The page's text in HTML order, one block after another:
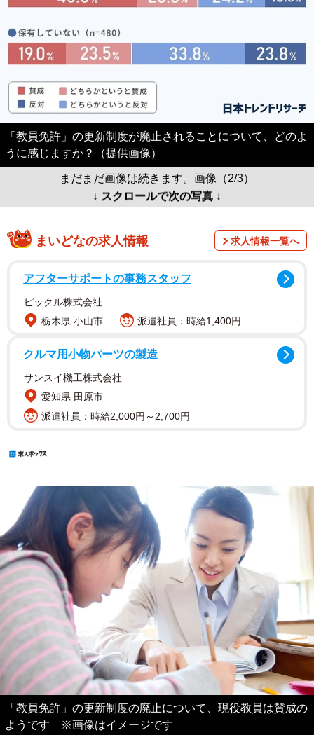
「教員免許」の更新制度が廃止されることについて、どのよ
うに感じますか？（提供画像）
まだまだ画像は続きます。画像（2/3）
↓ スクロールで次の写真 ↓
まいどなの求人情報 求人情報一覧へ
アフターサポートの事務スタッフ
ピックル株式会社
栃木県 小山市
派遣社員：時給1,400円
クルマ用小物パーツの製造
サンスイ機工株式会社
愛知県 田原市
派遣社員：時給2,000円～2,700円
「教員免許」の更新制度の廃止について、現役教員は賛成の
ようです ※画像はイメージです